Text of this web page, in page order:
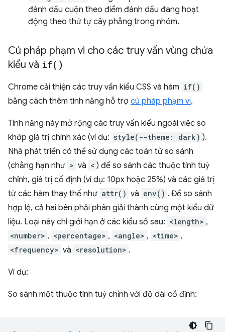
đánh dấu cuộn theo điểm đánh dấu đang hoạt
động theo thứ tự cây phẳng trong nhóm.
Cú pháp phạm vi cho các truy vấn vùng chứa
kiểu và if( )
Chrome cải thiện các truy vấn kiểu CSS và hàm if()
bằng cách thêm tính năng hỗ trợ cú pháp phạm vi.
Tính năng này mở rộng các truy vấn kiểu ngoài việc so
khớp giá trị chính xác (ví dụ: style(--theme: dark) ).
Nhà phát triển có thể sử dụng các toán tử so sánh
(chẳng hạn như > và < ) để so sánh các thuộc tính tuỳ
chỉnh, giá trị cố định (ví dụ: 10px hoặc 25%) và các giá trị
từ các hàm thay thế như attr() và env() . Để so sánh
hợp lệ, cả hai bên phải phân giải thành cùng một kiểu dữ
liệu. Loại này chỉ giới hạn ở các kiểu số sau: <length> ,
<number> , <percentage> , <angle> , <time> ,
<frequency> và <resolution> .
Ví dụ:
So sánh một thuộc tính tuỳ chỉnh với độ dài cố định: